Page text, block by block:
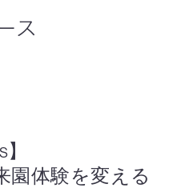
ス
園体験を変える